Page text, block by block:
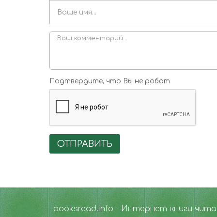
Подтвердите, что Вы не робот
ОТПРАВИТЬ
booksread.info - Интернет-книги